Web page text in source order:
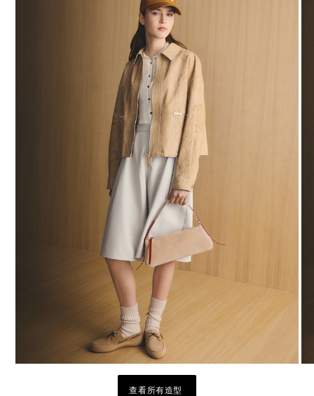
查看所有造型